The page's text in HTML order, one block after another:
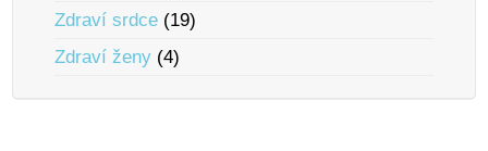
Zdraví srdce (19)
Zdraví ženy (4)